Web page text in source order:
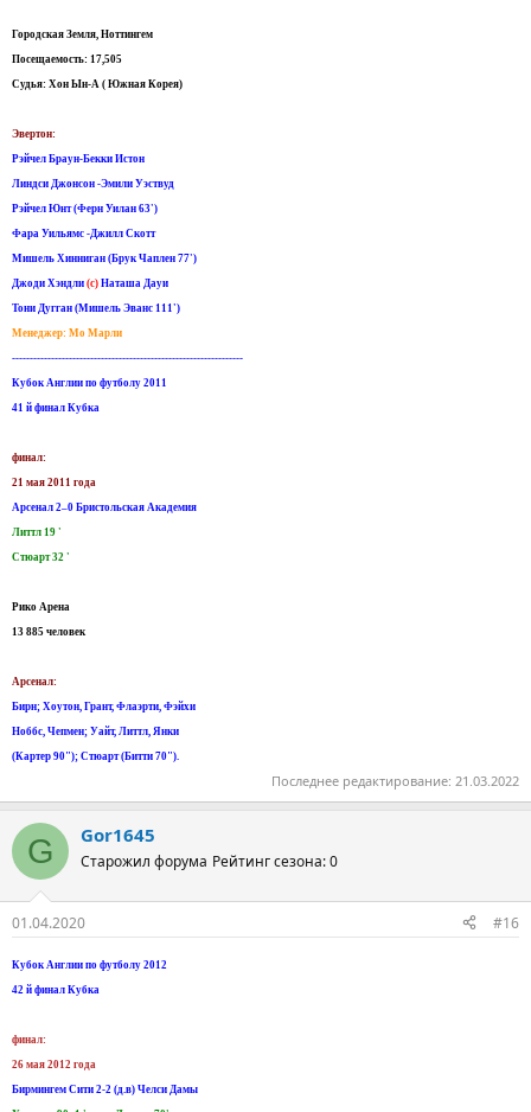
Городская Земля, Ноттингем
Посещаемость: 17,505
Судья: Хон Ын-А ( Южная Корея)
Эвертон:
Рэйчел Браун-Бекки Истон
Линдси Джонсон -Эмили Уэствуд
Рэйчел Юнт (Ферн Уилан 63')
Фара Уильямс -Джилл Скотт
Мишель Хинниган (Брук Чаплен 77')
Джоди Хэндли (c) Наташа Дауи
Toни Дугган (Мишель Эванс 111')
Менеджер: Мо Марли
-----------------------------------------------------------------
Кубок Англии по футболу 2011
41 й финал Кубка
финал:
21 мая 2011 года
Арсенал 2–0 Бристольская Академия
Литтл 19 '
Стюарт 32 '
Рико Арена
13 885 человек
Арсенал:
Бирн; Хоутон, Грант, Флаэрти, Фэйхи
Ноббс, Чепмен; Уайт, Литтл, Янки
(Картер 90"); Стюарт (Битти 70").
Последнее редактирование: 21.03.2022
G Gor1645
Старожил форума Рейтинг сезона: 0
01.04.2020 #16
Кубок Англии по футболу 2012
42 й финал Кубка
финал:
26 мая 2012 года
Бирмингем Сити 2-2 (д.в) Челси Дамы